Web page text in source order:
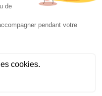
MasterCard
Pay
Maestro